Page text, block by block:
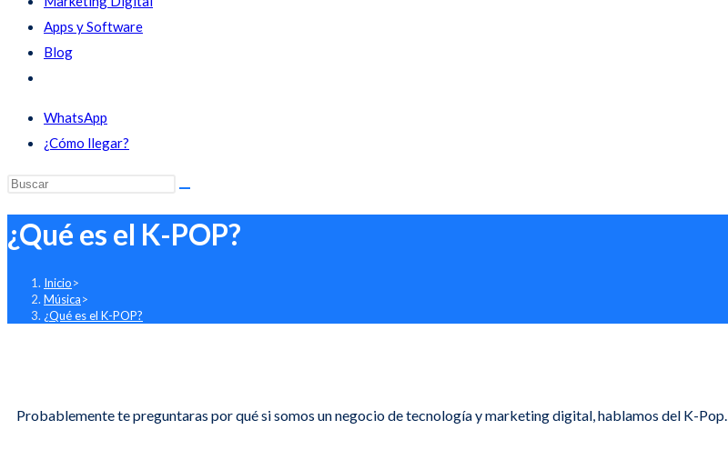
Apps y Software
Blog
WhatsApp
¿Cómo llegar?
¿Qué es el K-POP?
Inicio>
Música>
¿Qué es el K-POP?
Probablemente te preguntaras por qué si somos un negocio de tecnología y marketing digital, hablamos del K-Pop.